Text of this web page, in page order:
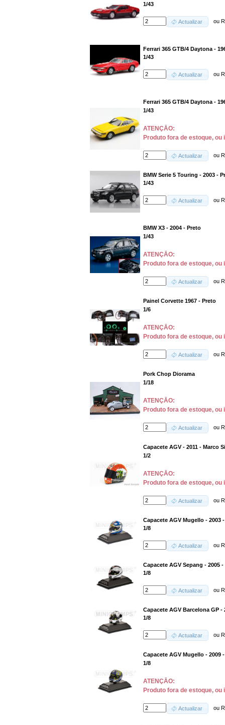
1/43
Actualizar ou
Ferrari 365 GTB/4 Daytona -
1/43
Actualizar ou
Ferrari 365 GTB/4 Daytona -
1/43
ATENÇĀO:
Produto fora de estoque, ou
Actualizar ou
BMW Serie 5 Touring - 2003 -
1/43
Actualizar ou
BMW X3 - 2004 - Preto
1/43
ATENÇĀO:
Produto fora de estoque, ou
Actualizar ou
Painel Corvette 1967 - Preto
1/6
ATENÇĀO:
Produto fora de estoque, ou
Actualizar ou
Pork Chop Diorama
1/18
ATENÇĀO:
Produto fora de estoque, ou
Actualizar ou
Capacete AGV - 2011 - Marco
1/2
ATENÇĀO:
Produto fora de estoque, ou
Actualizar ou
Capacete AGV Mugello - 2003
1/8
Actualizar ou
Capacete AGV Sepang - 2005
1/8
Actualizar ou
Capacete AGV Barcelona GP -
1/8
Actualizar ou
Capacete AGV Mugello - 2009
1/8
ATENÇĀO:
Produto fora de estoque, ou
Actualizar ou